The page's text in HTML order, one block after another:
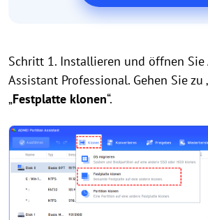
Schritt 1. Installieren und öffnen Sie
Assistant Professional. Gehen Sie zu
„Festplatte klonen“.